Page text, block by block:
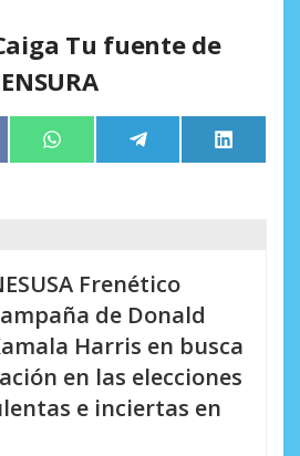
Tu fuente de
Compartir
en
WhatsApp Compartir
en
Telegram
en
LinkedIn
Frenético
de Donald
Harris en busca
en las elecciones
e inciertas en